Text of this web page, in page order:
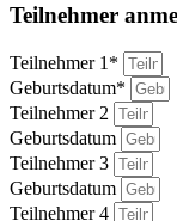
Teilnehmer
Teilnehmer 1*
Geburtsdatum*
Teilnehmer 2
Geburtsdatum
Teilnehmer 3
Geburtsdatum
Teilnehmer 4